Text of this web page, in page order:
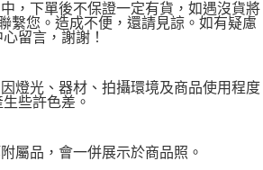
，下單後不保證一定有貨，如遇沒貨將
繫您。造成不便，還請見諒。如有疑慮
留言，謝謝！
燈光、器材、拍攝環境及商品使用程度
些許色差。
屬品，會一併展示於商品照。